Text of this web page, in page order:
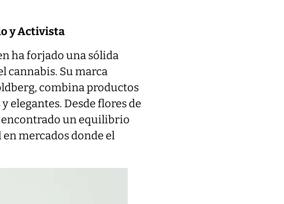
y Activista
ha forjado una sólida
cannabis. Su marca
combina productos
elegantes. Desde flores de
encontrado un equilibrio
mercados donde el